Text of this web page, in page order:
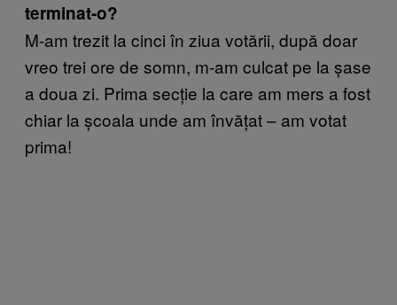
terminat-o?
M-am trezit la cinci în ziua votării, după doar
vreo trei ore de somn, m-am culcat pe la șase
a doua zi. Prima secție la care am mers a fost
chiar la școala unde am învățat – am votat
prima!